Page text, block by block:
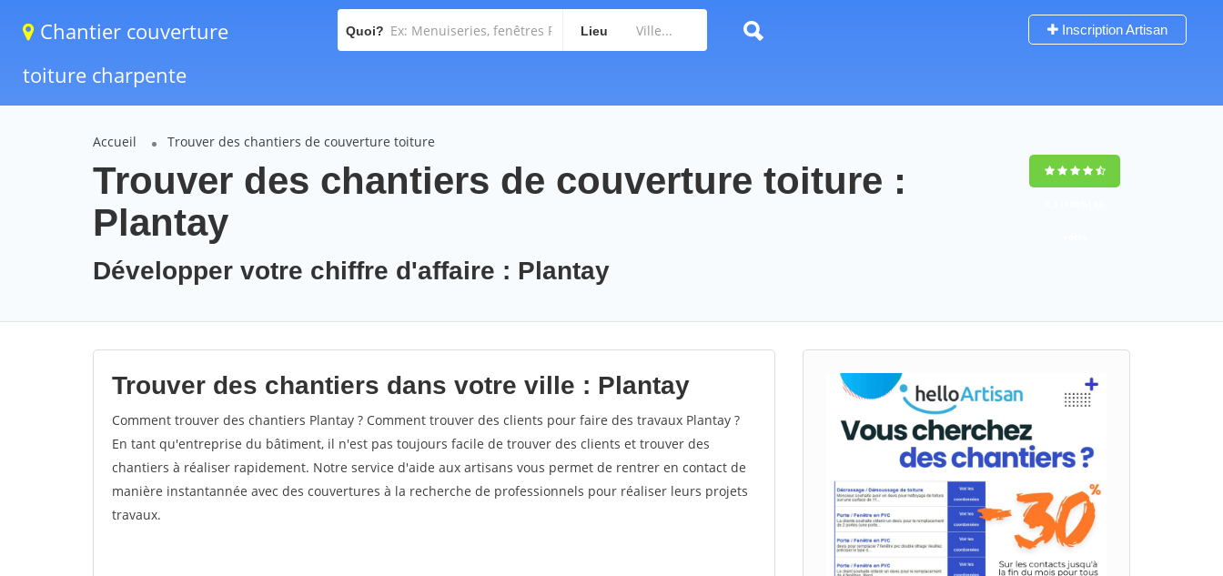
Chantier couverture
toiture charpente
Quoi? Lieu Inscription Artisan
Accueil Trouver des chantiers de couverture toiture
Trouver des chantiers de couverture toiture :
Plantay
Développer votre chiffre d'affaire : Plantay
Trouver des chantiers dans votre ville : Plantay
Comment trouver des chantiers Plantay ? Comment trouver des clients pour faire des travaux Plantay ?
En tant qu'entreprise du bâtiment, il n'est pas toujours facile de trouver des clients et trouver des
chantiers à réaliser rapidement. Notre service d'aide aux artisans vous permet de rentrer en contact de
manière instantannée avec des couvertures à la recherche de professionnels pour réaliser leurs projets
travaux.